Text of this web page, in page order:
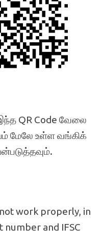
இந்த QR Code வேலை
மேலே உள்ள வங்கிக்
work properly, in
number and IFSC